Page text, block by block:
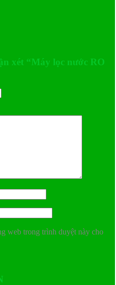
xét “Máy lọc nước RO
web trong trình duyệt này cho